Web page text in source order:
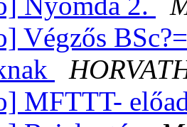
Végzős
MFTTT-